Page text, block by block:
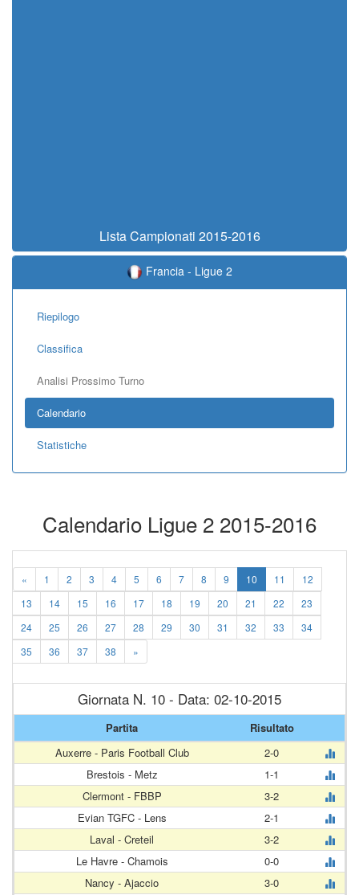
Lista Campionati 2015-2016
Francia - Ligue 2
Riepilogo
Classifica
Analisi Prossimo Turno
Calendario
Statistiche
Calendario Ligue 2 2015-2016
« 1 2 3 4 5 6 7 8 9 10 11
12
13
14 15 16 17 18 19 20 21 22
23
24
25 26 27 28 29 30 31 32 33
34
35
36 37 38 »
Giornata N. 10 - Data: 02-10-2015
Partita
Risultato
Auxerre - Paris Football Club
2-0
Brestois - Metz
1-1
Clermont - FBBP
3-2
Evian TGFC - Lens
2-1
Laval - Creteil
3-2
Le Havre - Chamois
0-0
Nancy - Ajaccio
3-0